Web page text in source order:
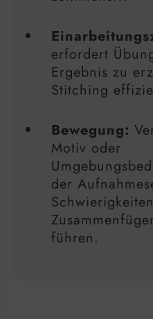
erfordert
Ergebnis zu
Stitching
Bewegung:
Motiv oder
der
führen.